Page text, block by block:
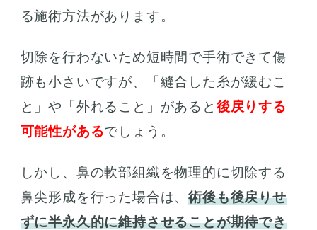
る施術方法があります。
切除を行わないため短時間で手術できて傷
跡も小さいですが、「縫合した糸が緩むこ
と」や「外れること」があると 後戻りする
可能性があるでしょう。
しかし、鼻の軟部組織を物理的に切除する
鼻尖形成を行った場合は、術後も後戻りせ
ずに半永久的に維持させることが期待でき